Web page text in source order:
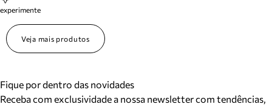
experimente
Veja mais produtos
Fique por dentro das novidades
Receba com exclusividade a nossa newsletter com tendências,